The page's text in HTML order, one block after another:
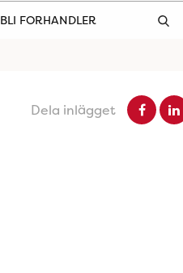
BLI FORHANDLER
Dela inlägget